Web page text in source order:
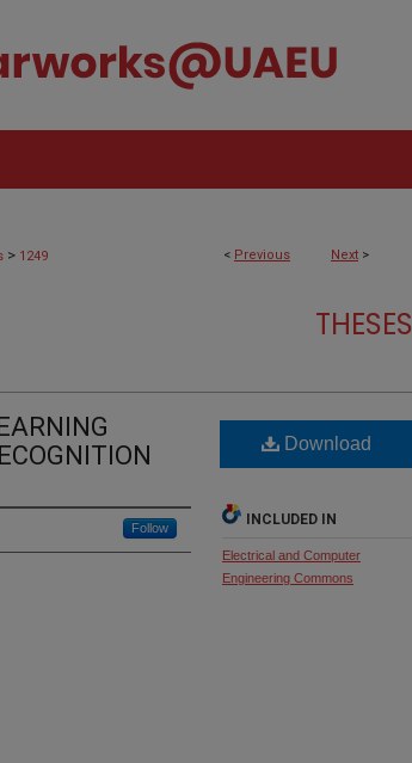
< Previous Next >
> 1249
THESES
Follow
Download
INCLUDED IN
Electrical and Computer
Engineering Commons